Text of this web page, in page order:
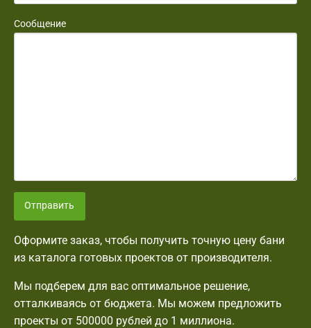
Сообщение
Отправить
Оформите заказ, чтобы получить точную цену бани
из каталога готовых проектов от производителя.
Мы подберем для вас оптимальное решение,
отталкиваясь от бюджета. Мы можем предложить
проекты от 500000 рублей до 1 миллиона.